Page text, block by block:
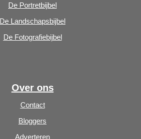
De Portretbijbel
De Landschapsbijbel
De Fotografiebijbel
Over ons
Contact
Bloggers
Adverteren